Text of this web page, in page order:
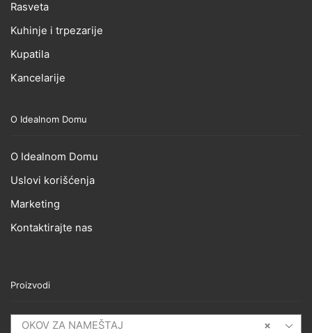
Rasveta
Kuhinje i trpezarije
Kupatila
Kancelarije
O Idealnom Domu
O Idealnom Domu
Uslovi korišćenja
Marketing
Kontaktirajte nas
Proizvodi
×
OKOV ZA NAMEŠTAJ